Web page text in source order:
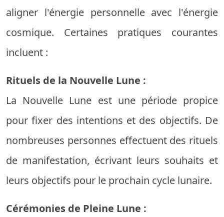
aligner l'énergie personnelle avec l'énergie
cosmique. Certaines pratiques courantes
incluent :
Rituels de la Nouvelle Lune :
La Nouvelle Lune est une période propice
pour fixer des intentions et des objectifs. De
nombreuses personnes effectuent des rituels
de manifestation, écrivant leurs souhaits et
leurs objectifs pour le prochain cycle lunaire.
Cérémonies de Pleine Lune :